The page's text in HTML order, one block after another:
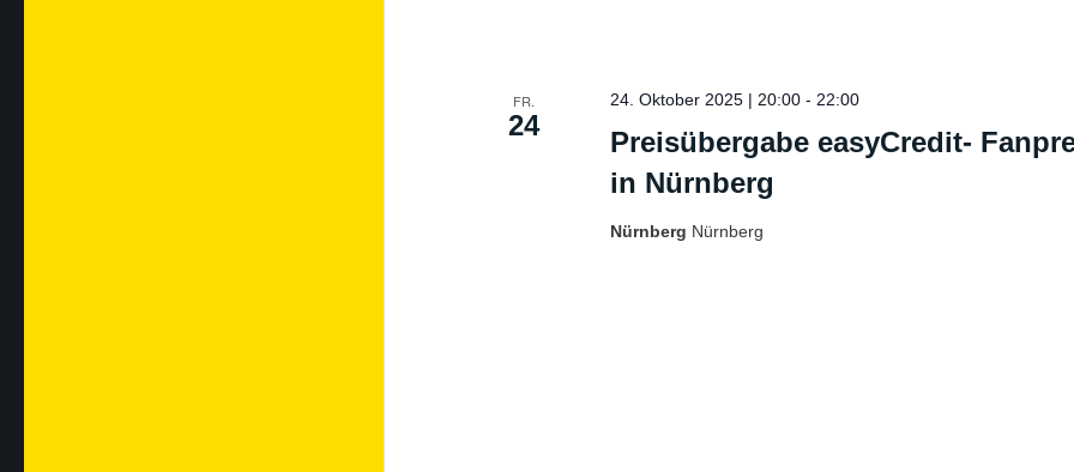
FR.
24
Preisübergabe easyCredit-
in Nürnberg
24. Oktober 2025 | 20:00 -22:00
Nürnberg Nürnberg